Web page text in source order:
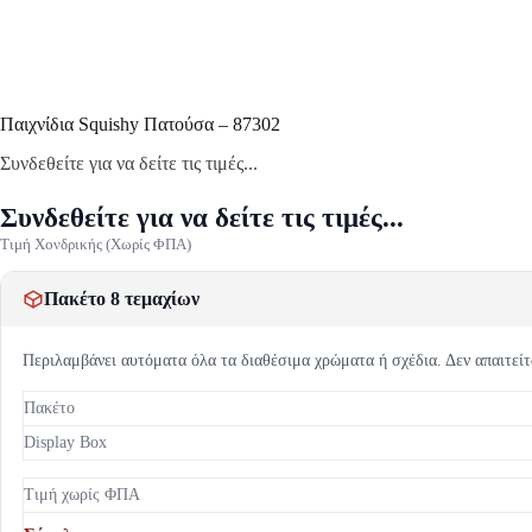
Παιχνίδια Squishy Πατούσα – 87302
Συνδεθείτε για να δείτε τις τιμές...
Συνδεθείτε για να δείτε τις τιμές...
Τιμή Χονδρικής (Χωρίς ΦΠΑ)
Πακέτο 8 τεμαχίων
Περιλαμβάνει αυτόματα όλα τα διαθέσιμα χρώματα ή σχέδια. Δεν
Πακέτο
Display Box
Τιμή χωρίς ΦΠΑ